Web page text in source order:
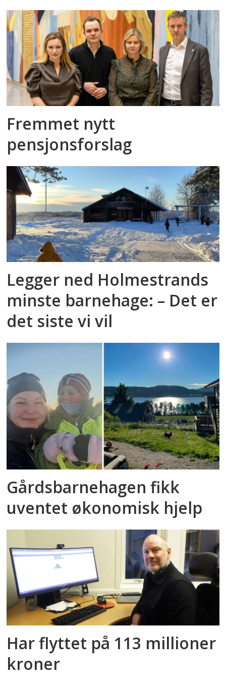
Fremmet nytt
pensjonsforslag
Legger ned Holmestrands
minste barnehage: – Det er
det siste vi vil
Gårdsbarnehagen fikk
uventet økonomisk hjelp
Har flyttet på 113 millioner
kroner